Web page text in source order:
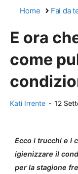
Home Fai da
E ora
come
Kati Irrente - 12
Ecco i trucchi e i
igienizzare il
per la stagione